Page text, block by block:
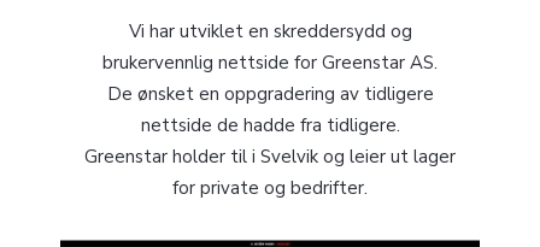
Vi har utviklet en skreddersydd og
brukervennlig nettside for Greenstar AS.
De ønsket en oppgradering av tidligere
nettside de hadde fra tidligere.
Greenstar holder til i Svelvik og leier ut lager
for private og bedrifter.